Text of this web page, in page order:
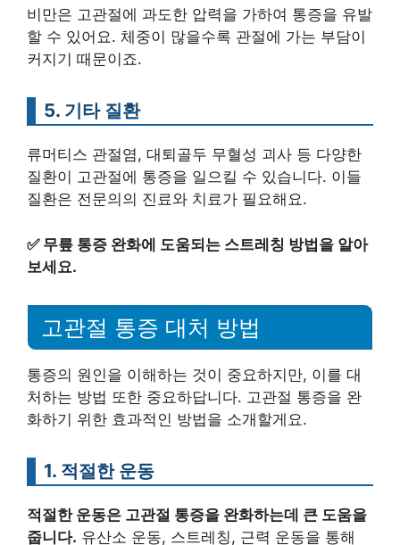
비만은 고관절에 과도한 압력을 가하여 통증을 유발
할 수 있어요. 체중이 많을수록 관절에 가는 부담이
커지기 때문이죠.
5. 기타 질환
류머티스 관절염, 대퇴골두 무혈성 괴사 등 다양한
질환이 고관절에 통증을 일으킬 수 있습니다. 이들
질환은 전문의의 진료와 치료가 필요해요.
✅ 무릎 통증 완화에 도움되는 스트레칭 방법을 알아
보세요.
고관절 통증 대처 방법
통증의 원인을 이해하는 것이 중요하지만, 이를 대
처하는 방법 또한 중요하답니다. 고관절 통증을 완
화하기 위한 효과적인 방법을 소개할게요.
1. 적절한 운동
적절한 운동은 고관절 통증을 완화하는데 큰 도움을
줍니다. 유산소 운동, 스트레칭, 근력 운동을 통해